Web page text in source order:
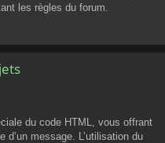
les règles du forum.
du code HTML, vous offrant
message. L’utilisation du